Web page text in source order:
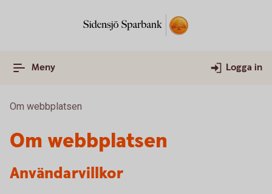
Meny Logga in
Om webbplatsen
Om webbplatsen
Användarvillkor